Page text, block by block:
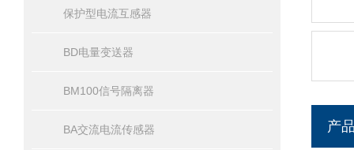
保护型电流互感器
BD电量变送器
BM100信号隔离器
BA交流电流传感器 产